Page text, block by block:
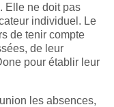
Elle ne doit pas
individuel. Le
de tenir compte
de leur
pour établir leur
les absences,